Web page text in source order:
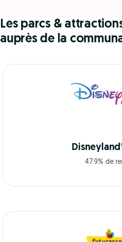
Les parcs &
auprès de la
47.9% de